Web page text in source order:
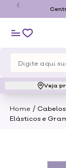
Veja
Home / Cabelos
Elásticos e